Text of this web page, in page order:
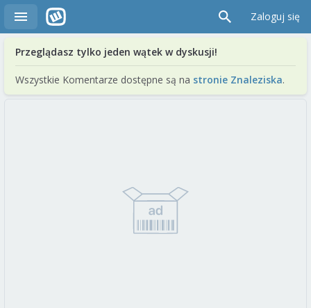
Zaloguj się
Przeglądasz tylko jeden wątek w dyskusji!
Wszystkie Komentarze dostępne są na stronie Znaleziska.